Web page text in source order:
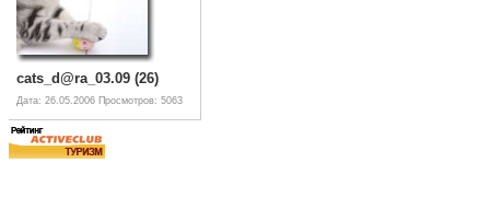
cats_d@ra_03.09 (26)
Дата: 26.05.2006 Просмотров: 5063